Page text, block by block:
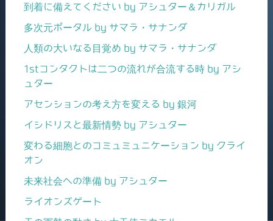
到着に備えてください by アシュター＆カリガル
多次元ポータル by サマラ・サナンダ
人類の大いなる目覚め by サマラ・サナンダ
1stコンタクトは二つの流れが合流する時 by アシ
ュター
アセンションの考え方を変える by 銀河
イシドリスと最新情勢 by アシュター
変わる細胞とのコミュミュニケーション by クライ
オン
未来社会への準備 by アシュター
ライオンズゲート